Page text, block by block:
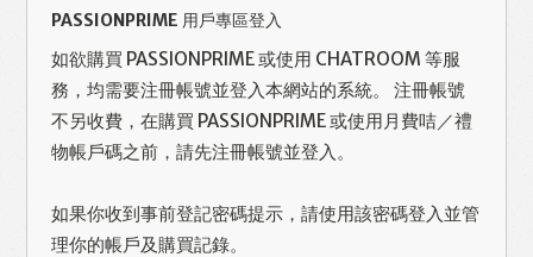
PASSIONPRIME 用戶專區登入
如欲購買 PASSIONPRIME 或使用 CHATROOM 等服
務，均需要注冊帳號並登入本網站的系統。 注冊帳號
不另收費，在購買 PASSIONPRIME 或使用月費咭／禮
物帳戶碼之前，請先注冊帳號並登入。
如果你收到事前登記密碼提示，請使用該密碼登入並管
理你的帳戶及購買記錄。